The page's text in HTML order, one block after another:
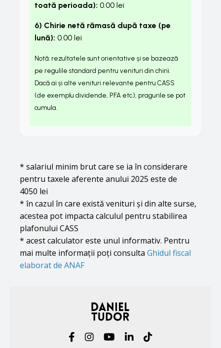
toată perioada): 0.00 lei
6) Chirie netă rămasă după taxe (pe
lună): 0.00 lei
Notă: rezultatele sunt orientative și se bazează
pe regulile standard pentru venituri din chirii.
Dacă ai și alte venituri relevante pentru CASS
(de exemplu dividende, PFA etc.), pragurile se pot
cumula.
* salariul minim brut care se ia în considerare
pentru taxele aferente anului 2025 este de
4050 lei
* în cazul în care există venituri și din alte surse,
acestea pot impacta calculul pentru stabilirea
plafonului CASS
* acest calculator este unul informativ. Pentru
mai multe informații poți consulta Ghidul fiscal
elaborat de ANAF